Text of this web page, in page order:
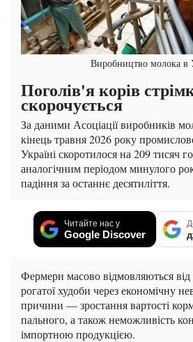
Виробництво молока в
Поголів'я корів
скорочується
За даними Асоціації виробників
кінець травня 2026 року
Україні скоротилося на 209 тисяч
аналогічним періодом минулого
падіння за останнє десятиліття.
Читайте нас у
Google Discover
Фермери масово відмовляються
рогатої худоби через економічну
причини — зростання вартості
пального, а також неможливість
імпортною продукцією.